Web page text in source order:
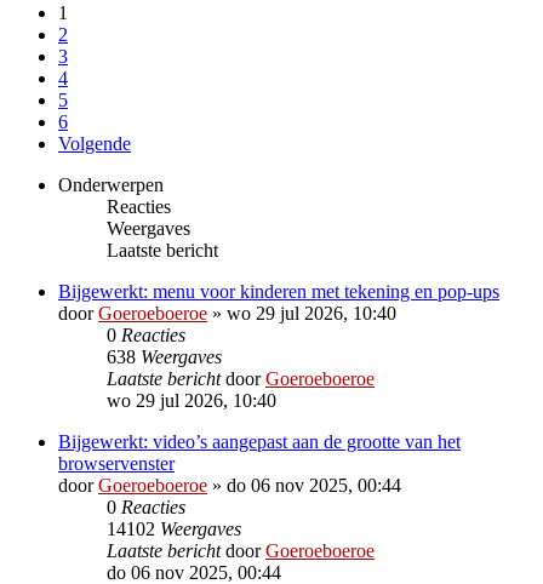
1
2
3
4
5
6
Volgende
Onderwerpen
Reacties
Weergaves
Laatste bericht
Bijgewerkt: menu voor kinderen met tekening en pop-ups
doorGoeroeboeroe » wo 29 jul 2026, 10:40
0 Reacties
638 Weergaves
Laatste berichtdoorGoeroeboeroe
wo 29 jul 2026, 10:40
Bijgewerkt: video’s aangepast aan de grootte van het
browservenster
doorGoeroeboeroe » do 06 nov 2025, 00:44
0 Reacties
14102 Weergaves
Laatste berichtdoorGoeroeboeroe
do 06 nov 2025, 00:44